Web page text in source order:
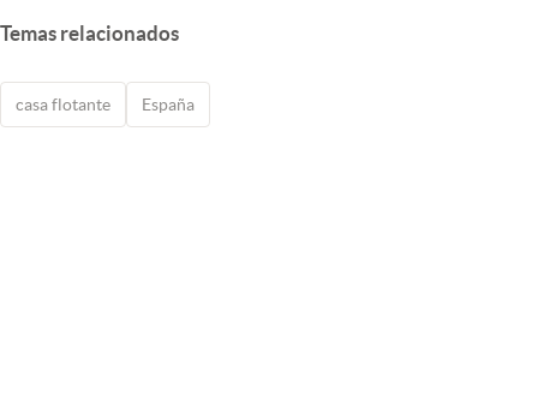
Temas relacionados
casa flotante España